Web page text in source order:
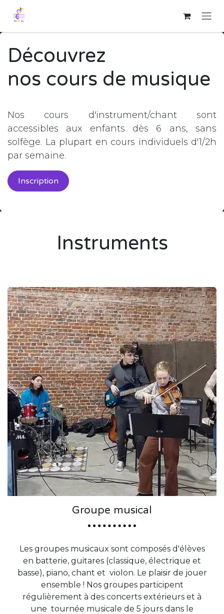
Se rendre au contenu
Découvrez
nos cours de musique
Nos cours d'instrument/chant sont
accessibles aux enfants dès 6 ans, sans
solfège. La plupart en cours individuels d'1/2h
par semaine.
Inscription
Instruments
Groupe musical
Les groupes musicaux sont composés d'élèves
en batterie, guitares (classique, électrique et
basse), piano, chant et violon. Le plaisir de jouer
ensemble ! Nos groupes participent
régulièrement à des concerts extérieurs et à
une tournée musicale de 5 jours dans le